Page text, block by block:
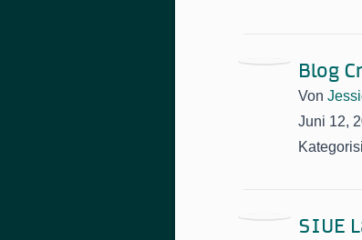
Blog
Von
Juni 12,
SIUE